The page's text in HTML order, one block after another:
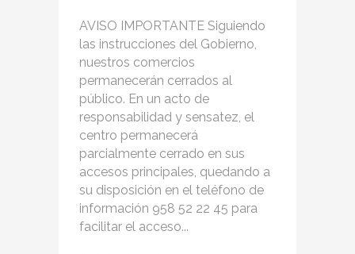
AVISO IMPORTANTE Siguiendo
las instrucciones del Gobierno,
nuestros comercios
permanecerán cerrados al
público. En un acto de
responsabilidad y sensatez, el
centro permanecerá
parcialmente cerrado en sus
accesos principales, quedando a
su disposición en el teléfono de
información 958 52 22 45 para
facilitar el acceso...